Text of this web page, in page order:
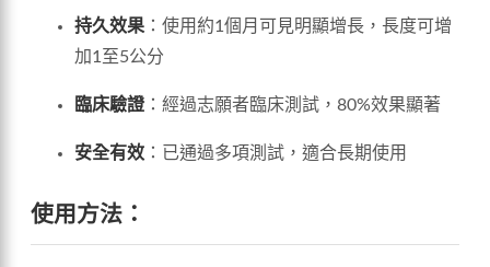
持久效果 ：使用約1個月可見明顯增長，長度可增
加1至5公分
臨床驗證 ：經過志願者臨床測試，80%效果顯著
安全有效 ：已通過多項測試，適合長期使用
使用方法：